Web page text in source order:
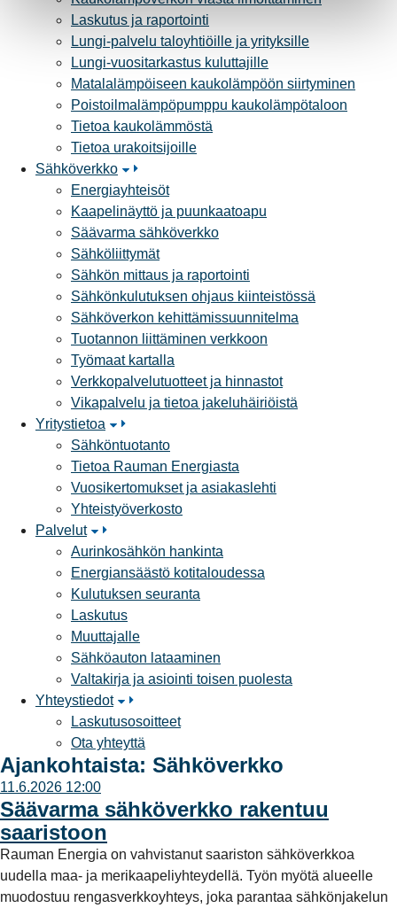
Laskutus ja raportointi
Lungi-palvelu taloyhtiöille ja yrityksille
Lungi-vuositarkastus kuluttajille
Matalalämpöiseen kaukolämpöön siirtyminen
Poistoilmalämpöpumppu kaukolämpötaloon
Tietoa kaukolämmöstä
Tietoa urakoitsijoille
Sähköverkko
Energiayhteisöt
Kaapelinäyttö ja puunkaatoapu
Säävarma sähköverkko
Sähköliittymät
Sähkön mittaus ja raportointi
Sähkönkulutuksen ohjaus kiinteistössä
Sähköverkon kehittämissuunnitelma
Tuotannon liittäminen verkkoon
Työmaat kartalla
Verkkopalvelutuotteet ja hinnastot
Vikapalvelu ja tietoa jakeluhäiriöistä
Yritystietoa
Sähköntuotanto
Tietoa Rauman Energiasta
Vuosikertomukset ja asiakaslehti
Yhteistyöverkosto
Palvelut
Aurinkosähkön hankinta
Energiansäästö kotitaloudessa
Kulutuksen seuranta
Laskutus
Muuttajalle
Sähköauton lataaminen
Valtakirja ja asiointi toisen puolesta
Yhteystiedot
Laskutusosoitteet
Ota yhteyttä
Ajankohtaista: Sähköverkko
11.6.2026 12:00
Säävarma sähköverkko rakentuu
saaristoon
Rauman Energia on vahvistanut saariston sähköverkkoa
uudella maa- ja merikaapeliyhteydellä. Työn myötä alueelle
muodostuu rengasverkkoyhteys, joka parantaa sähkönjakelun